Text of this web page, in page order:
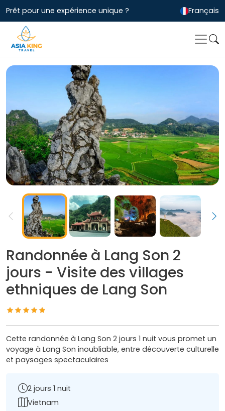
Prêt pour une expérience unique ? Français
Randonnée à Lang Son 2
jours - Visite des villages
ethniques de Lang Son
Cette randonnée à Lang Son 2 jours 1 nuit vous promet un
voyage à Lang Son inoubliable, entre découverte culturelle
et paysages spectaculaires
2 jours 1 nuit
Vietnam